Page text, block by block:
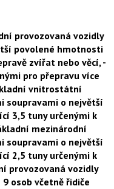
provozovaná vozidly
povolené hmotnosti
zvířat nebo věcí, -
pro přepravu více
vnitrostátní
soupravami o největší
3,5 tuny určenými k
mezinárodní
soupravami o největší
2,5 tuny určenými k
provozovaná vozidly
osob včetně řidiče